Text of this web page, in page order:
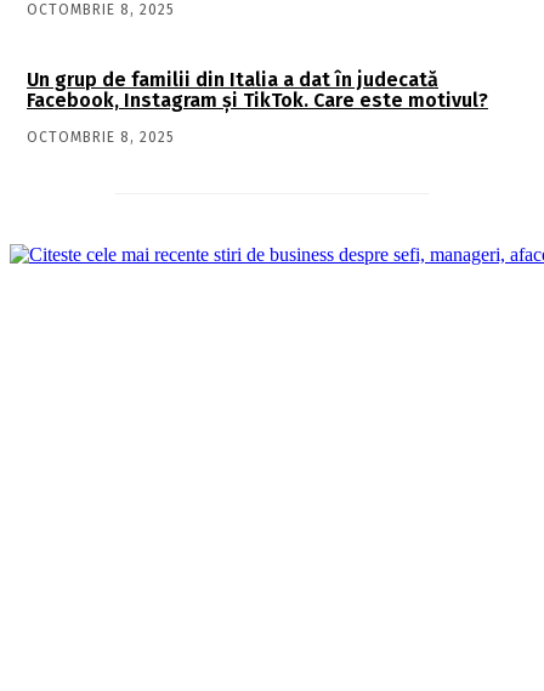
OCTOMBRIE 8, 2025
Un grup de familii din Italia a dat în judecată
Facebook, Instagram și TikTok. Care este motivul?
OCTOMBRIE 8, 2025